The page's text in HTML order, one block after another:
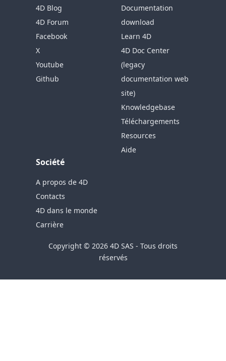
4D Blog
4D Forum
Facebook
X
Youtube
Github
Documentation
download
Learn 4D
4D Doc Center
(legacy
documentation web
site)
Knowledgebase
Téléchargements
Resources
Aide
Société
A propos de 4D
Contacts
4D dans le monde
Carrière
Copyright © 2026 4D SAS - Tous droits
réservés